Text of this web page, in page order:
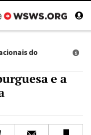
do
e a